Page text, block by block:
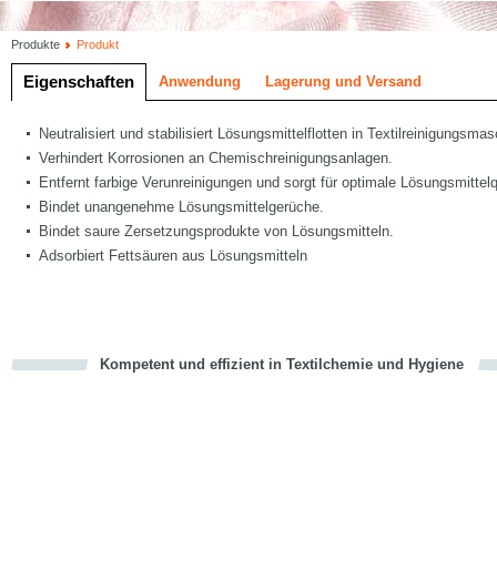
Produkte Produkt
Eigenschaften Anwendung Lagerung und Versand
Neutralisiert und stabilisiert Lösungsmittelflotten in
Verhindert Korrosionen an Chemischreinigungsanlagen.
Entfernt farbige Verunreinigungen und sorgt für optimale
Bindet unangenehme Lösungsmittelgerüche.
Bindet saure Zersetzungsprodukte von Lösungsmitteln.
Adsorbiert Fettsäuren aus Lösungsmitteln
Kompetent und effizient in Textilchemie und Hygiene